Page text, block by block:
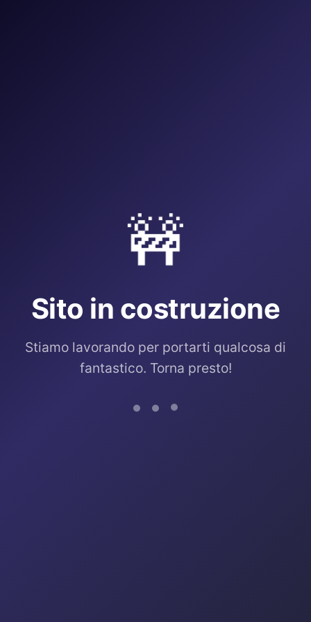
🚧
Sito in costruzione
Stiamo lavorando per portarti qualcosa di
fantastico. Torna presto!